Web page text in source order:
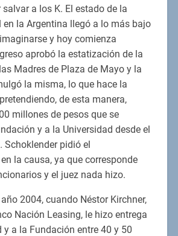
a los K. El estado de la
en la Argentina llegó a lo más bajo
y hoy comienza
aprobó la estatización de la
Madres de Plaza de Mayo y la
la misma, lo que hace la
de esta manera,
millones de pesos que se
y a la Universidad desde el
Schoklender pidió el
la causa, ya que corresponde
y el juez nada hizo.
2004, cuando Néstor Kirchner,
Nación Leasing, le hizo entrega
y a la Fundación entre 40 y 50